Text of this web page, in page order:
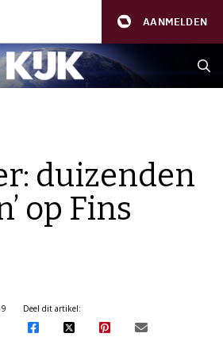
AANMELDEN
duizenden
op Fins
Deel dit artikel: